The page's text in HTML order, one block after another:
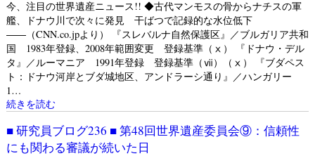
今、注目の世界遺産ニュース!! ◆古代マンモスの骨からナチスの軍
艦、ドナウ川で次々に発見 干ばつで記録的な水位低下
――（CNN.co.jpより） 『スレバルナ自然保護区』／ブルガリア共和
国 1983年登録、2008年範囲変更 登録基準（ⅹ） 『ドナウ・デル
タ』／ルーマニア 1991年登録 登録基準（ⅶ）（ⅹ） 『ブダペス
ト：ドナウ河岸とブダ城地区、アンドラーシ通り』／ハンガリー
1…
続きを読む
■ 研究員ブログ236 ■ 第48回世界遺産委員会⑨：信頼性
にも関わる審議が続いた日